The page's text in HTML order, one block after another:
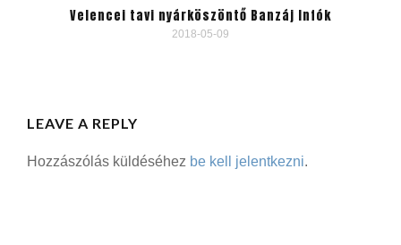
Velencei tavi nyárköszöntő Banzáj Infók
2018-05-09
LEAVE A REPLY
Hozzászólás küldéséhez be kell jelentkezni.